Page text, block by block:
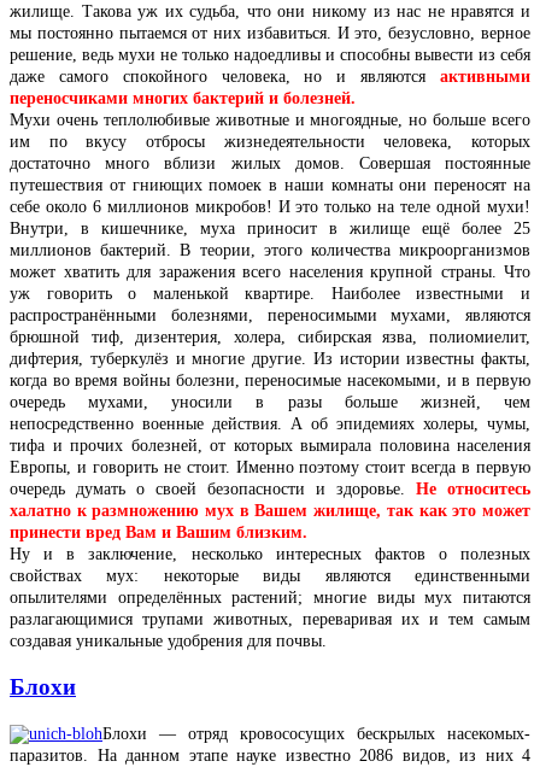
жилище. Такова уж их судьба, что они никому из нас не нравятся и
мы постоянно пытаемся от них избавиться. И это, безусловно, верное
решение, ведь мухи не только надоедливы и способны вывести из себя
даже самого спокойного человека, но и являются активными
переносчиками многих бактерий и болезней.
Мухи очень теплолюбивые животные и многоядные, но больше всего
им по вкусу отбросы жизнедеятельности человека, которых
достаточно много вблизи жилых домов. Совершая постоянные
путешествия от гниющих помоек в наши комнаты они переносят на
себе около 6 миллионов микробов! И это только на теле одной мухи!
Внутри, в кишечнике, муха приносит в жилище ещё более 25
миллионов бактерий. В теории, этого количества микроорганизмов
может хватить для заражения всего населения крупной страны. Что
уж говорить о маленькой квартире. Наиболее известными и
распространёнными болезнями, переносимыми мухами, являются
брюшной тиф, дизентерия, холера, сибирская язва, полиомиелит,
дифтерия, туберкулёз и многие другие. Из истории известны факты,
когда во время войны болезни, переносимые насекомыми, и в первую
очередь мухами, уносили в разы больше жизней, чем
непосредственно военные действия. А об эпидемиях холеры, чумы,
тифа и прочих болезней, от которых вымирала половина населения
Европы, и говорить не стоит. Именно поэтому стоит всегда в первую
очередь думать о своей безопасности и здоровье. Не относитесь
халатно к размножению мух в Вашем жилище, так как это может
принести вред Вам и Вашим близким.
Ну и в заключение, несколько интересных фактов о полезных
свойствах мух: некоторые виды являются единственными
опылителями определённых растений; многие виды мух питаются
разлагающимися трупами животных, переваривая их и тем самым
создавая уникальные удобрения для почвы.
Блохи
Блохи — отряд кровососущих бескрылых насекомых-
паразитов. На данном этапе науке известно 2086 видов, из них 4